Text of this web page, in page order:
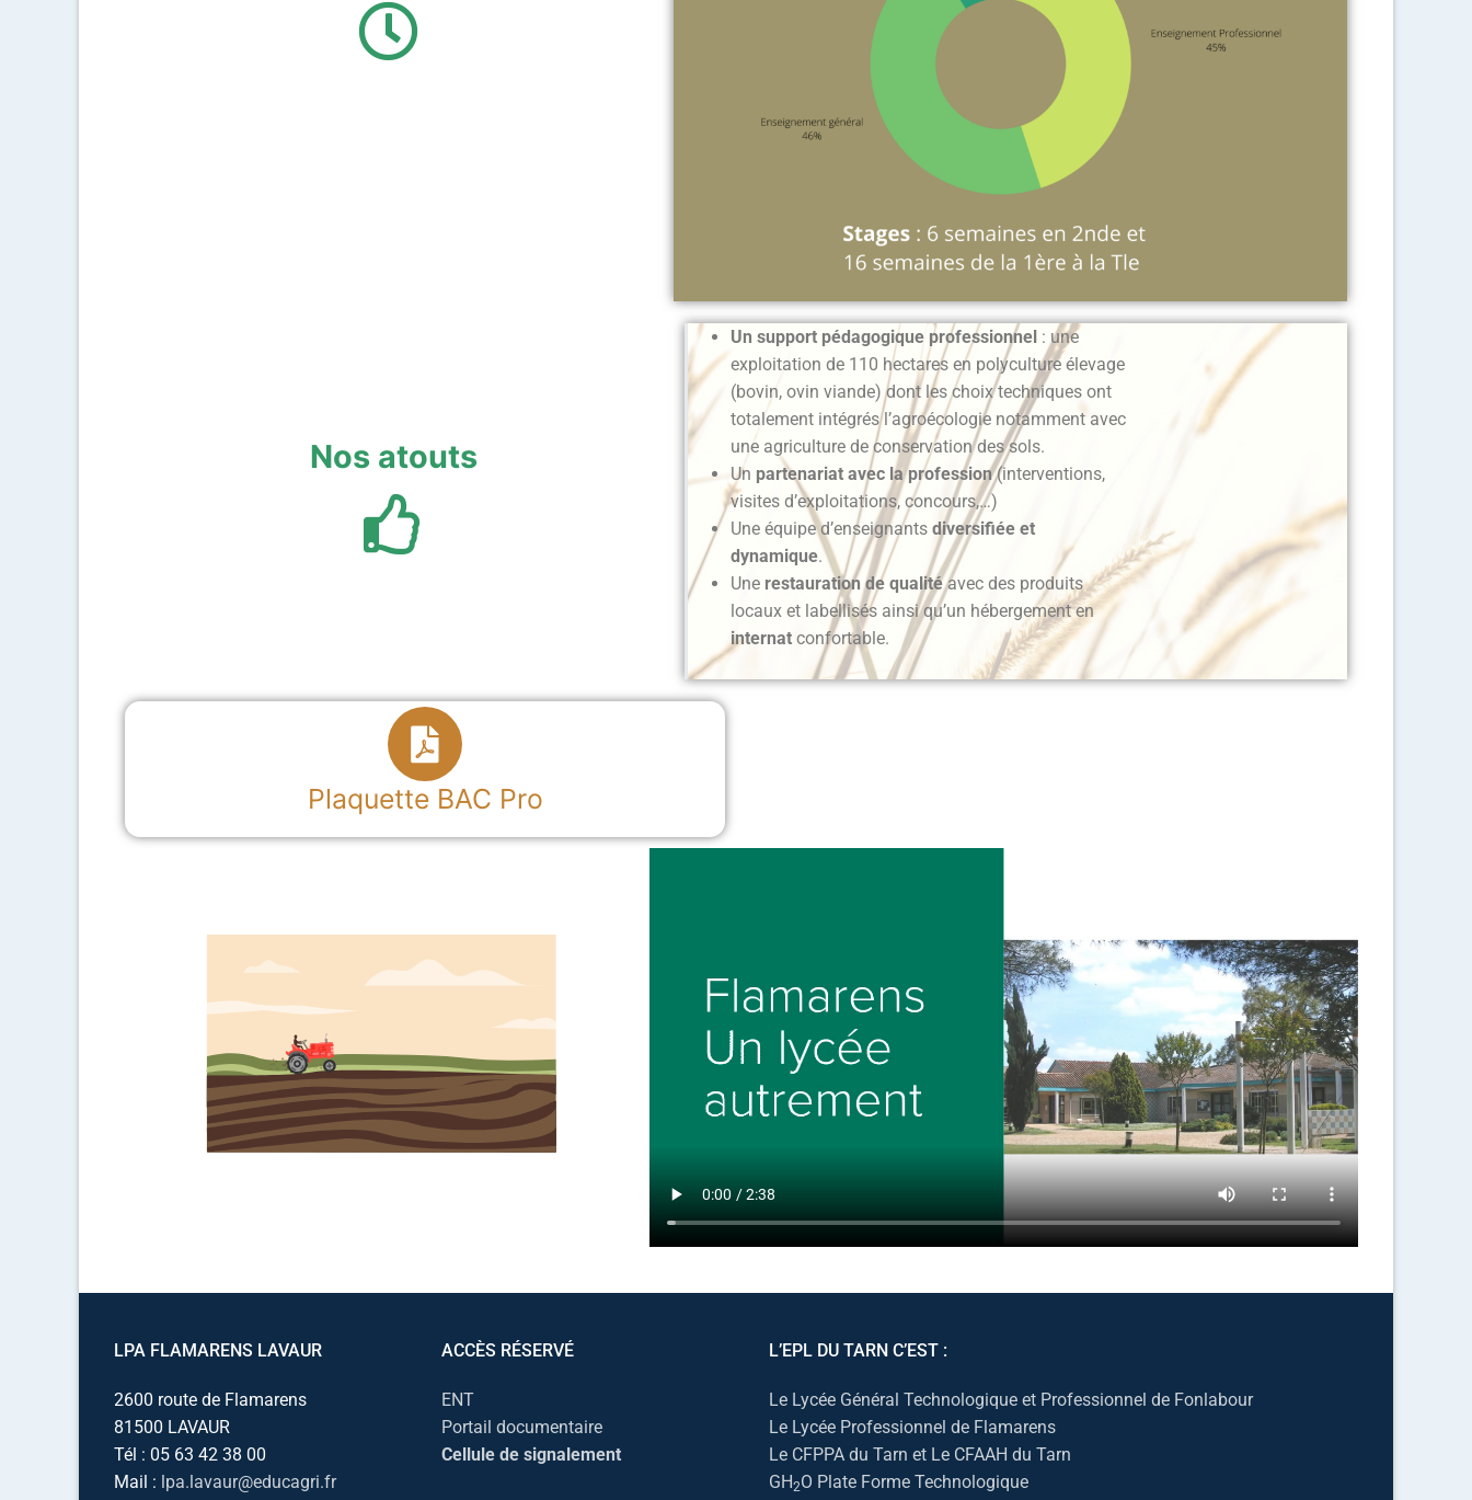
Nos atouts
Un support pédagogique professionnel: une
exploitation de 110 hectares en polyculture élevage
(bovin, ovin viande) dont les choix techniques ont
totalement intégrés l’agroécologie notamment avec
une agriculture de conservation des sols.
Un partenariat avec la profession(interventions,
visites d’exploitations, concours,…)
Une équipe d’enseignants diversifiée et
dynamique.
Une restauration de qualitéavec des produits
locaux et labellisés ainsi qu’un hébergement en
internatconfortable.
Plaquette BAC Pro
LPA FLAMARENS LAVAUR
2600 route de Flamarens
81500 LAVAUR
Tél : 05 63 42 38 00
Mail : lpa.lavaur@educagri.fr
ACCÈS RÉSERVÉ
ENT
Portail documentaire
Cellule de signalement
L’EPL DU TARN C’EST :
Le Lycée Général Technologique et Professionnel de Fonlabour
Le Lycée Professionnel de Flamarens
Le CFPPA du Tarn et Le CFAAH du Tarn
GH2O Plate Forme Technologique